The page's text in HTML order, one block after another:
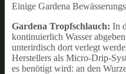
Einige Gardena
Gardena Tropfschlauch: In
kontinuierlich Wasser
unterirdisch dort verlegt
Herstellers als Micro-Drip-
es benötigt wird: an den